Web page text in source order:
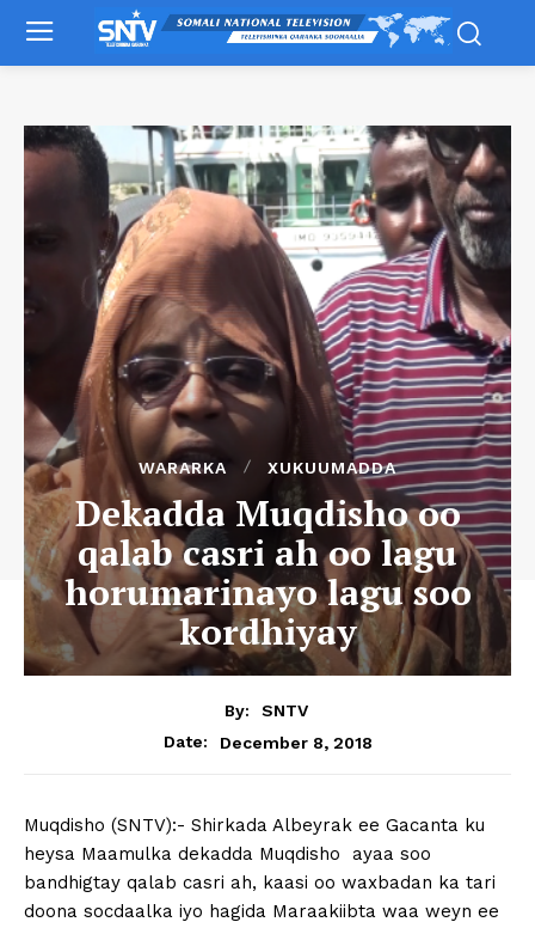
WARARKA XUKUUMADDA
Dekadda Muqdisho oo
qalab casri ah oo lagu
horumarinayo lagu soo
kordhiyay
By:
SNTV
Date:
December 8, 2018
Muqdisho (SNTV):- Shirkada Albeyrak ee Gacanta ku
heysa Maamulka dekadda Muqdisho ayaa soo
bandhigtay qalab casri ah, kaasi oo waxbadan ka tari
doona socdaalka iyo hagida Maraakiibta waa weyn ee